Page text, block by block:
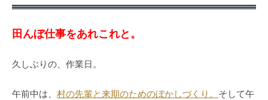
田んぼ仕事をあれこれと。
久しぶりの、作業日。
午前中は、 村の先輩と来期のためのぼかしづくり。 そして午